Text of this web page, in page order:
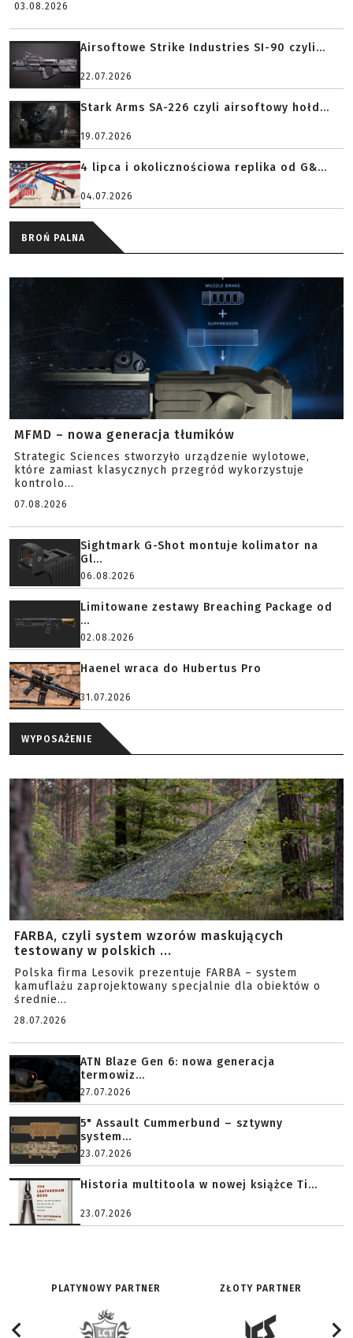
03.08.2026
Airsoftowe Strike Industries SI-90 czyli...
22.07.2026
Stark Arms SA-226 czyli airsoftowy hołd...
19.07.2026
4 lipca i okolicznościowa replika od G&...
04.07.2026
BROŃ PALNA
MFMD – nowa generacja tłumików
Strategic Sciences stworzyło urządzenie wylotowe,
które zamiast klasycznych przegród wykorzystuje
kontrolo...
07.08.2026
Sightmark G-Shot montuje kolimator na
Gl...
06.08.2026
Limitowane zestawy Breaching Package od
...
02.08.2026
Haenel wraca do Hubertus Pro
31.07.2026
WYPOSAŻENIE
FARBA, czyli system wzorów maskujących
testowany w polskich ...
Polska firma Lesovik prezentuje FARBA – system
kamuflażu zaprojektowany specjalnie dla obiektów o
średnie...
28.07.2026
ATN Blaze Gen 6: nowa generacja
termowiz...
27.07.2026
5" Assault Cummerbund – sztywny
system...
23.07.2026
Historia multitoola w nowej książce Ti...
23.07.2026
PLATYNOWY PARTNER ZŁOTY PARTNER